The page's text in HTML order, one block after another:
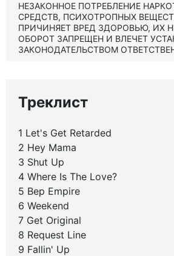
НЕЗАКОННОЕ ПОТРЕБЛЕНИЕ
СРЕДСТВ, ПСИХОТРОПНЫХ
ПРИЧИНЯЕТ ВРЕД ЗДОРОВЬЮ, ИХ
ОБОРОТ ЗАПРЕЩЕН И ВЛЕЧЕТ
ЗАКОНОДАТЕЛЬСТВОМ
Треклист
1 Let's Get Retarded
2 Hey Mama
3 Shut Up
4 Where Is The Love?
5 Bep Empire
6 Weekend
7 Get Original
8 Request Line
9 Fallin' Up